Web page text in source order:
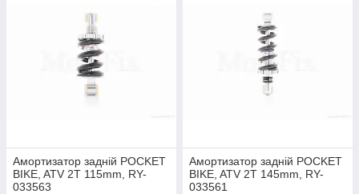
Амортизатор задній POCKET
BIKE, ATV 2T 115mm, RY-
033563
Амортизатор задній POCKET
BIKE, ATV 2T 145mm, RY-
033561